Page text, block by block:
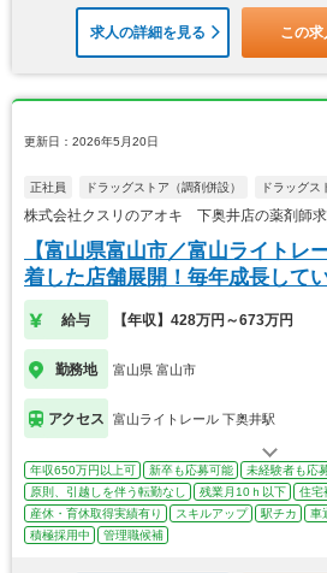
求人の詳細を見る この
更新日：2026年5月20日
正社員 ドラッグストア（調剤併設） ドラッグス
株式会社クスリのアオキ 下奥井店の薬剤師求
【富山県富山市／富山ライト
着した店舗展開！毎年成長して
給与 【年収】428万円～673万円
勤務地 富山県 富山市
アクセス 富山ライトレール 下奥井駅
年収650万円以上可 新卒も応募可能
未経験者も応
原則、引越しを伴う転勤なし
残業月10ｈ以下
住宅
産休・育休取得実績有り
スキルアップ 駅チカ 車
積極採用中
管理職候補